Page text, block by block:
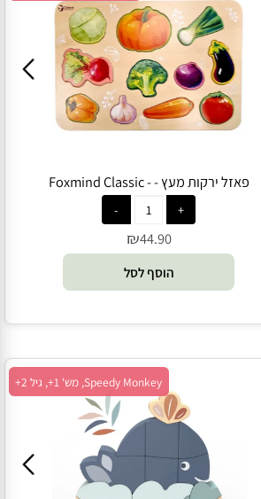
Foxmind, מש' 1+, גיל 1.5+
פאזל ירקות מעץ - - Foxmind Classic
₪44.90
Speedy Monkey, מש' 1+, גיל 2+